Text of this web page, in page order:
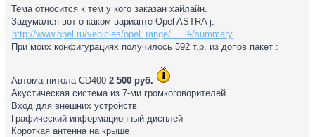
Тема относится к тем у кого заказан хайлайн.
Задумался вот о каком варианте Opel ASTRA j.
http://www.opel.ru/vehicles/opel_range/ ... l#/summary
При моих конфигурациях получилось 592 т.р. из допов пакет :
Автомагнитола CD400 2 500 руб.
Акустическая система из 7-ми громкоговорителей
Вход для внешних устройств
Графический информационный дисплей
Короткая антенна на крыше